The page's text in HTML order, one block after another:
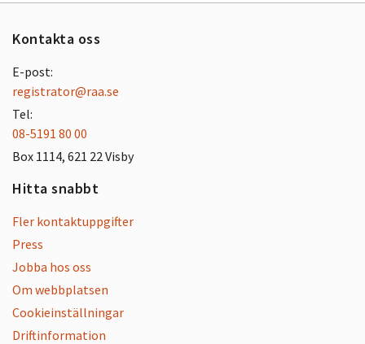
Kontakta oss
E-post:
registrator@raa.se
Tel:
08-5191 80 00
Box 1114, 621 22 Visby
Hitta snabbt
Fler kontaktuppgifter
Press
Jobba hos oss
Om webbplatsen
Cookieinställningar
Driftinformation